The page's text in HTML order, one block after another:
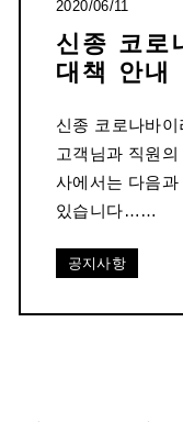
2020/06/11
신종 코로
대책 안내
신종 코로나바
고객님과 직원
사에서는 다음
있습니다……
공지사항